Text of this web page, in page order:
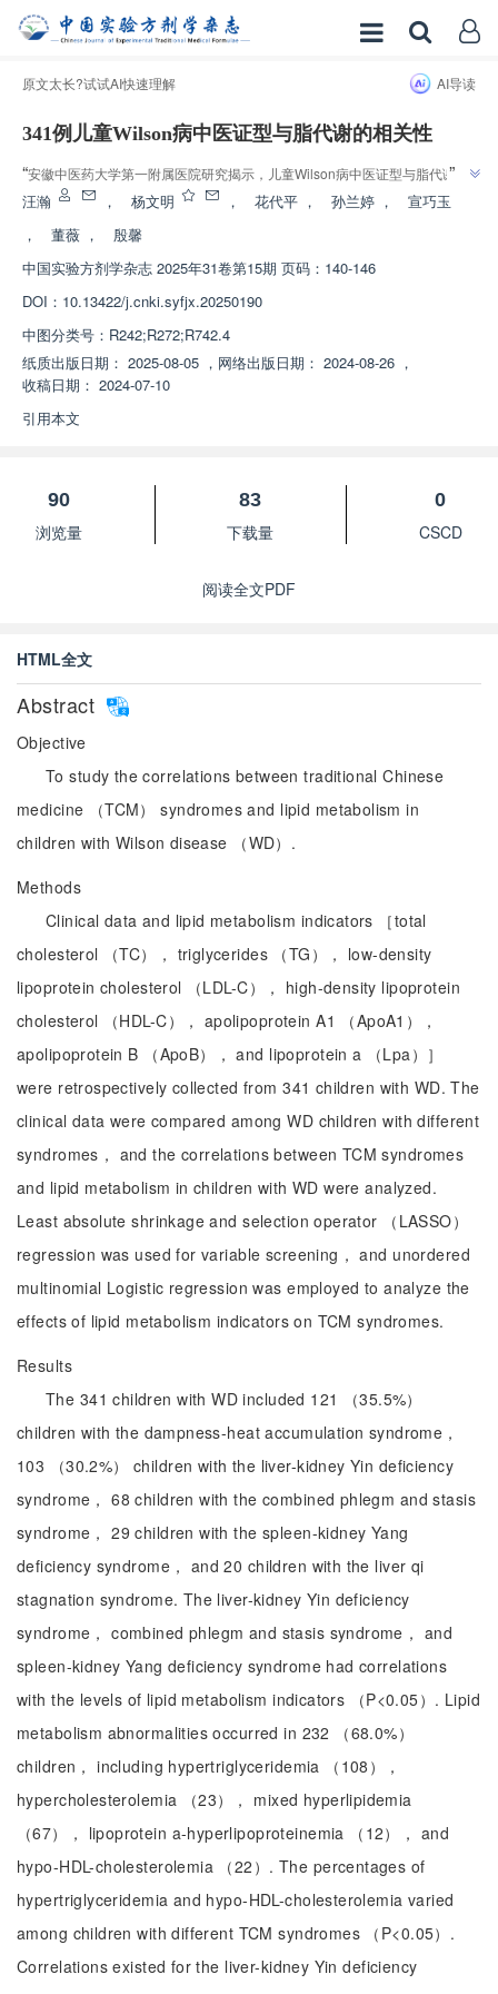
原文太长?试试AI快速理解 AI导读
341例儿童Wilson病中医证型与脂代谢的相关性
“安徽中医药大学第一附属医院研究揭示，儿童Wilson病中医证型与脂代谢指
标存在相关性，其中湿热内蕴证及肝肾阴亏证为主，高TG血症和混合性高脂
”
汪瀚 ， 杨文明 ， 花代平 ， 孙兰婷 ，
宣巧玉
，
董薇 ，
殷馨
中国实验方剂学杂志 2025年31卷第15期 页码：140-146
DOI： 10.13422/j.cnki.syfjx.20250190
中图分类号： R242;R272;R742.4
纸质出版日期： 2025-08-05 ， 网络出版日期： 2024-08-26 ，
收稿日期： 2024-07-10
引用本文
90
浏览量
83
下载量
0
CSCD
阅读全文PDF
HTML全文
Abstract
Objective
To study the correlations between traditional Chinese
medicine （TCM） syndromes and lipid metabolism in
children with Wilson disease （WD）.
Methods
Clinical data and lipid metabolism indicators ［total
cholesterol （TC）， triglycerides （TG）， low-density
lipoprotein cholesterol （LDL-C）， high-density lipoprotein
cholesterol （HDL-C）， apolipoprotein A1 （ApoA1），
apolipoprotein B （ApoB）， and lipoprotein a （Lpa）］
were retrospectively collected from 341 children with WD. The
clinical data were compared among WD children with different
syndromes， and the correlations between TCM syndromes
and lipid metabolism in children with WD were analyzed.
Least absolute shrinkage and selection operator （LASSO）
regression was used for variable screening， and unordered
multinomial Logistic regression was employed to analyze the
effects of lipid metabolism indicators on TCM syndromes.
Results
The 341 children with WD included 121 （35.5%）
children with the dampness-heat accumulation syndrome，
103 （30.2%） children with the liver-kidney Yin deficiency
syndrome， 68 children with the combined phlegm and stasis
syndrome， 29 children with the spleen-kidney Yang
deficiency syndrome， and 20 children with the liver qi
stagnation syndrome. The liver-kidney Yin deficiency
syndrome， combined phlegm and stasis syndrome， and
spleen-kidney Yang deficiency syndrome had correlations
with the levels of lipid metabolism indicators （P<0.05）. Lipid
metabolism abnormalities occurred in 232 （68.0%）
children， including hypertriglyceridemia （108），
hypercholesterolemia （23）， mixed hyperlipidemia
（67）， lipoprotein a-hyperlipoproteinemia （12）， and
hypo-HDL-cholesterolemia （22）. The percentages of
hypertriglyceridemia and hypo-HDL-cholesterolemia varied
among children with different TCM syndromes （P<0.05）.
Correlations existed for the liver-kidney Yin deficiency